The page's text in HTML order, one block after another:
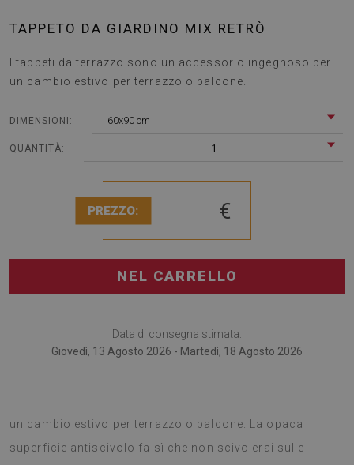
TAPPETO DA GIARDINO MIX RETRÒ
I tappeti da terrazzo sono un accessorio ingegnoso per
un cambio estivo per terrazzo o balcone.
DIMENSIONI: 60x90 cm
QUANTITÀ: 1
PREZZO: €
NEL CARRELLO
Data di consegna stimata:
Giovedì, 13 Agosto 2026 - Martedì, 18 Agosto 2026
un cambio estivo per terrazzo o balcone. La opaca
superficie antiscivolo fa sì che non scivolerai sulle